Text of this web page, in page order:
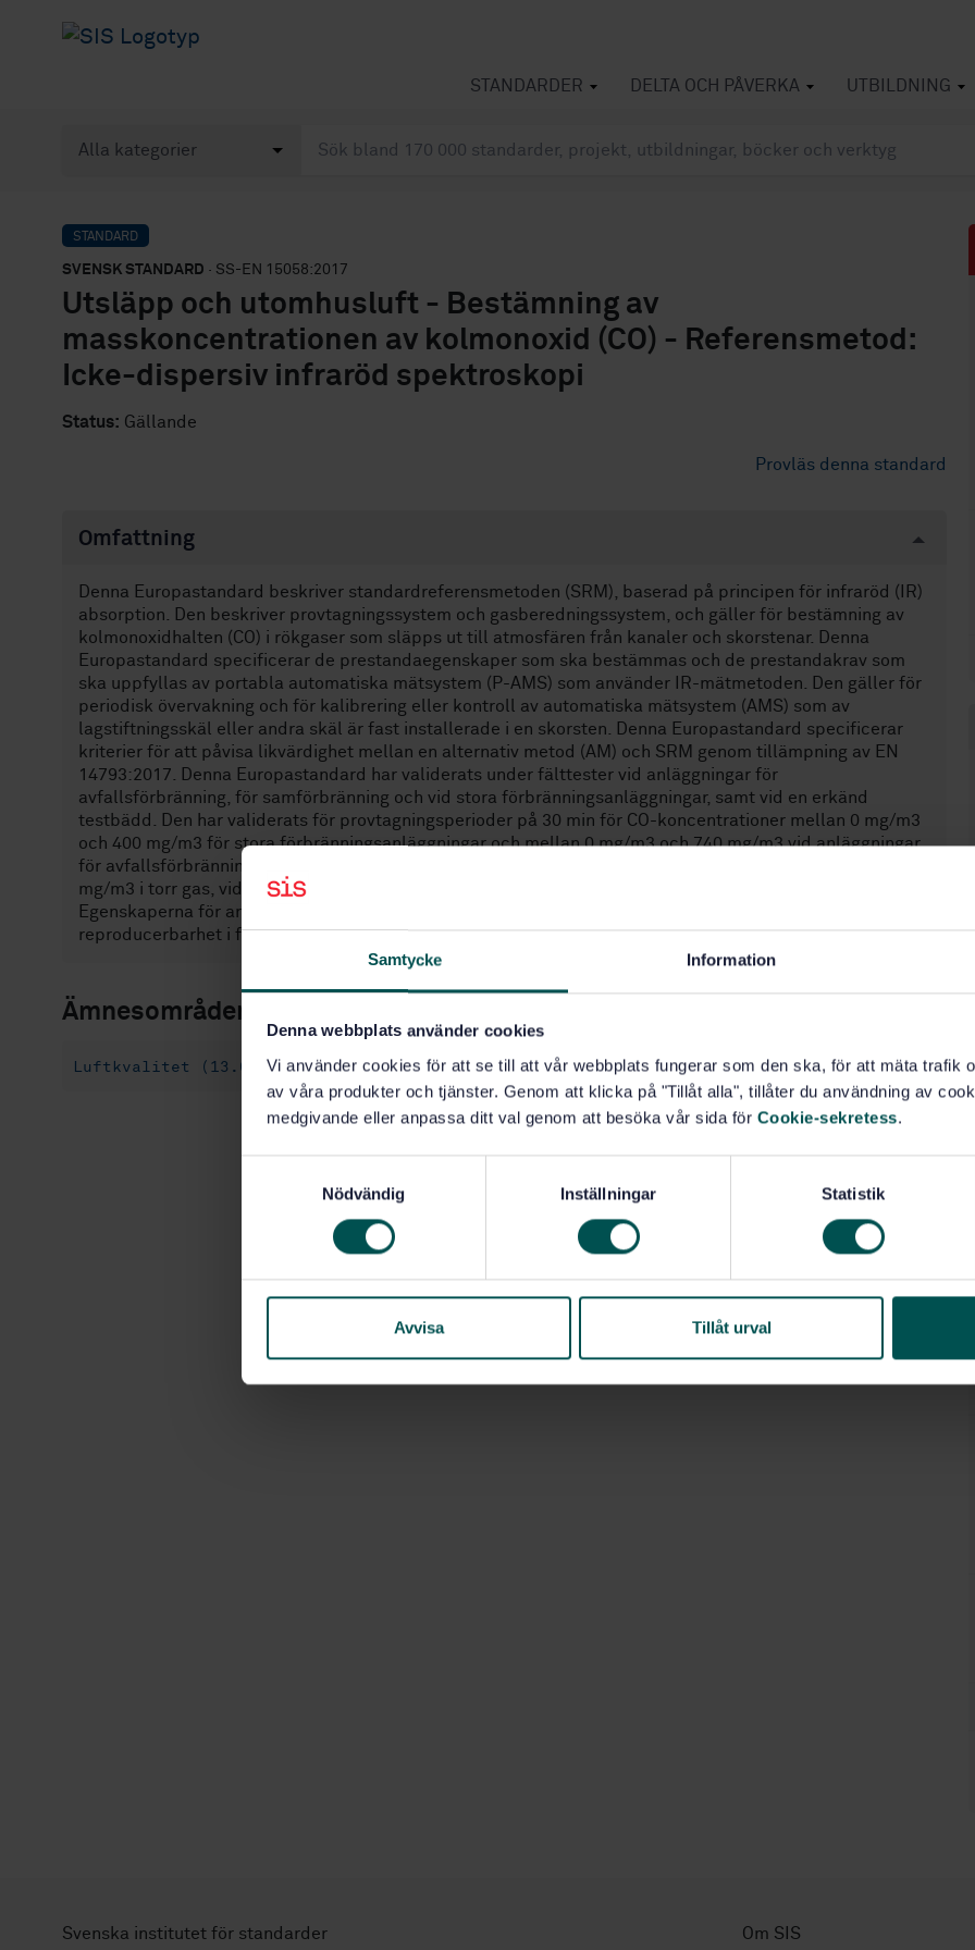
Samtycke Information
Denna webbplats använder cookies
Vi använder cookies för att se till att vår webbplats fungerar som den ska, för att mäta trafik
av våra produkter och tjänster. Genom att klicka på "Tillåt alla", tillåter du användning av
medgivande eller anpassa ditt val genom att besöka vår sida för Cookie-sekretess.
s
Nödvändig Inställningar Statistik
Avvisa Tillåt urval
STANDARDER DELTA OCH PÅVERKA UTBILDNING
STANDARD
SVENSK STANDARD · SS-EN 15058:2017
Utsläpp och utomhusluft - Bestämning av
masskoncentrationen av kolmonoxid (CO) - Referensmetod:
Icke-dispersiv infraröd spektroskopi
Status: Gällande
Provläs denna standard
Omfattning
Denna Europastandard beskriver standardreferensmetoden (SRM), baserad på principen för infraröd (IR)
absorption. Den beskriver provtagningssystem och gasberedningssystem, och gäller för bestämning av
kolmonoxidhalten (CO) i rökgaser som släpps ut till atmosfären från kanaler och skorstenar. Denna
Europastandard specificerar de prestandaegenskaper som ska bestämmas och de prestandakrav som
ska uppfyllas av portabla automatiska mätsystem (P-AMS) som använder IR-mätmetoden. Den gäller för
periodisk övervakning och för kalibrering eller kontroll av automatiska mätsystem (AMS) som av
lagstiftningsskäl eller andra skäl är fast installerade i en skorsten. Denna Europastandard specificerar
kriterier för att påvisa likvärdighet mellan en alternativ metod (AM) och SRM genom tillämpning av EN
14793:2017. Denna Europastandard har validerats under fälttester vid anläggningar för
avfallsförbränning, för samförbränning och vid stora förbränningsanläggningar, samt vid en erkänd
testbädd. Den har validerats för provtagningsperioder på 30 min för CO-koncentrationer mellan 0 mg/m3
och 400 mg/m3 för stora förbränningsanläggningar och mellan 0 mg/m3 och 740 mg/m3 vid anläggningar
för avfallsförbränning och för samförbränning. Direktiv 2010/75/EU anger utsläppsvärden som uttrycks i
mg/m3 i torr gas, vid specificerad syrekoncentration och standardtillstånd (273 K och 101,3 kPa). ANM.
Egenskaperna för anläggningar, förutsättningarna vid fälttester och värdena på repeterbarhet och
reproducerbarhet i fält ges i bilaga A.
Ämnesområden
Luftkvalitet (13.040) Utsläpp från stationära källor (13.040.40)
Svenska institutet för standarder
Om SIS